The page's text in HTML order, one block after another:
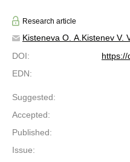
Research article
Kisteneva O. A. Kistenev V.
DOI:
EDN:
Suggested:
Accepted:
Published:
Issue: